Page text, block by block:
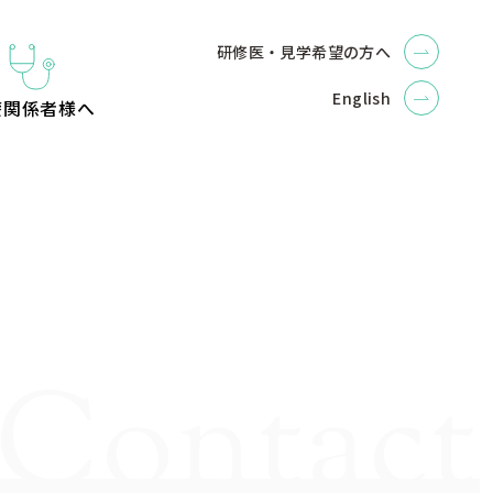
係者様へ
研修医・見学希望の方へ
English